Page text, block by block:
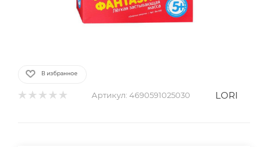
В избранное
Артикул: 4690591025030 LORI